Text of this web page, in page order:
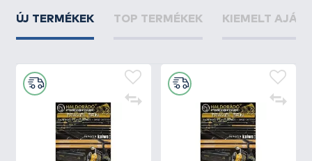
ÚJ TERMÉKEK TOP TERMÉKEK KIEMELT